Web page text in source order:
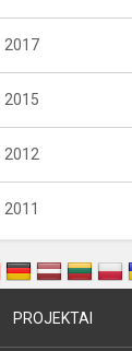
2017
2015
2012
2011
PROJEKTAI